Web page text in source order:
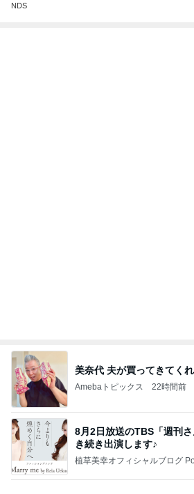
NDS
売れれば売れるだけ赤字と
TOPTOY☆Cocoa